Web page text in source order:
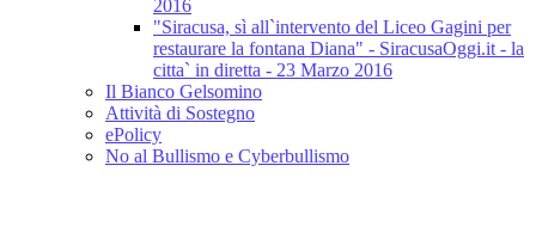
2016
"Siracusa, sì all`intervento del Liceo Gagini per
restaurare la fontana Diana" - SiracusaOggi.it - la
citta` in diretta - 23 Marzo 2016
Il Bianco Gelsomino
Attività di Sostegno
ePolicy
No al Bullismo e Cyberbullismo